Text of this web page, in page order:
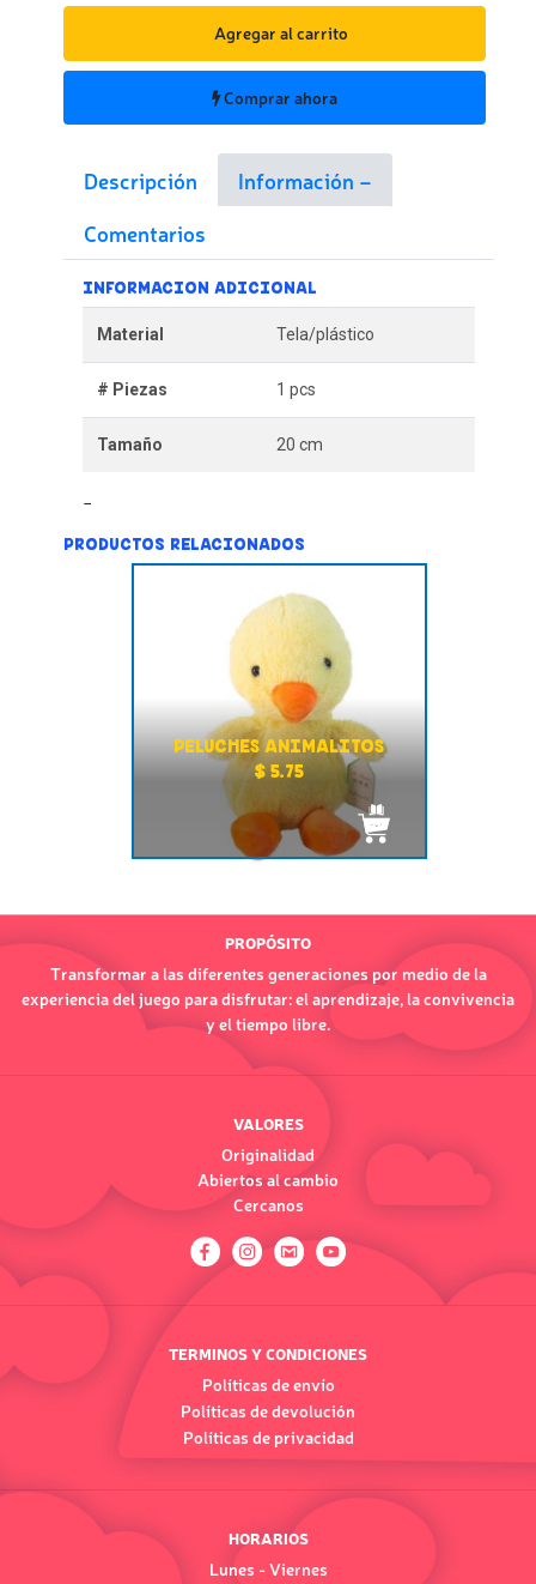
Agregar al carrito
Comprar ahora
Descripción
Información
Comentarios
INFORMACION ADICIONAL
Material Tela/plástico
# Piezas 1 pcs
Tamaño 20 cm
PRODUCTOS RELACIONADOS
PELUCHES ANIMALITOS
$ 5.75
PROPÓSITO
Transformar a las diferentes generaciones por medio de la
experiencia del juego para disfrutar: el aprendizaje, la convivencia
y el tiempo libre.
VALORES
Originalidad
Abiertos al cambio
Cercanos
TERMINOS Y CONDICIONES
Políticas de envío
Políticas de devolución
Políticas de privacidad
HORARIOS
Lunes - Viernes